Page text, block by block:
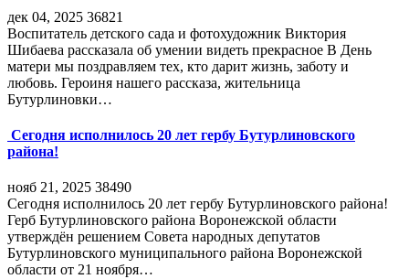
дек 04, 2025 36821
Воспитатель детского сада и фотохудожник Виктория
Шибаева рассказала об умении видеть прекрасное В День
матери мы поздравляем тех, кто дарит жизнь, заботу и
любовь. Героиня нашего рассказа, жительница
Бутурлиновки…
Сегодня исполнилось 20 лет гербу Бутурлиновского
района!
нояб 21, 2025 38490
Сегодня исполнилось 20 лет гербу Бутурлиновского района!
Герб Бутурлиновского района Воронежской области
утверждён решением Совета народных депутатов
Бутурлиновского муниципального района Воронежской
области от 21 ноября…